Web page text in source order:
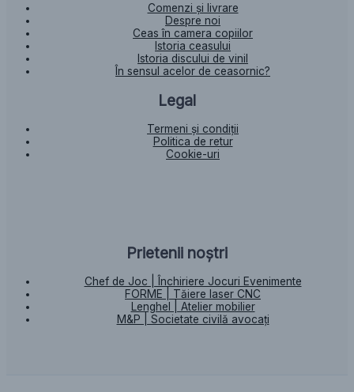
Comenzi și livrare
Despre noi
Ceas în camera copiilor
Istoria ceasului​
Istoria discului de vinil
În sensul acelor de ceasornic?
Legal
Termeni și condiții
Politica de retur
Cookie-uri
Prietenii noștri
Chef de Joc | Închiriere Jocuri Evenimente
FORME | Tăiere laser CNC
Lenghel | Atelier mobilier
M&P | Societate civilă avocați